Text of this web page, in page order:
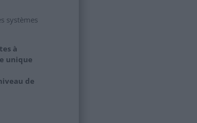
systèmes
à
unique
de